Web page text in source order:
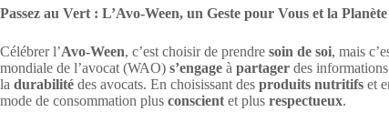
Passez au Vert : L’Avo-Ween, un Geste pour Vous et la Planète
Célébrer l’Avo-Ween, c’est choisir de prendre soin de soi, mais
mondiale de l’avocat (WAO) s’engage à partager des
la durabilité des avocats. En choisissant des produits nutritifs et
mode de consommation plus conscient et plus respectueux.